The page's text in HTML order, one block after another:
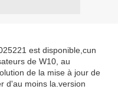
est disponible,cun
de W10, au
de la mise à jour de
d'au moins la.version